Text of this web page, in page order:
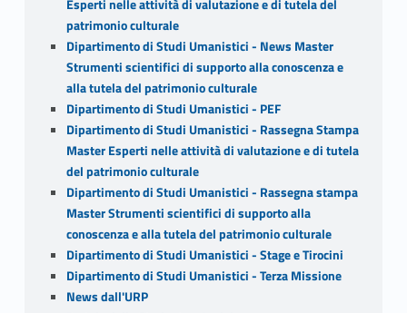
Esperti nelle attività di valutazione e di tutela del
patrimonio culturale
Dipartimento di Studi Umanistici - News Master
Strumenti scientifici di supporto alla conoscenza e
alla tutela del patrimonio culturale
Dipartimento di Studi Umanistici - PEF
Dipartimento di Studi Umanistici - Rassegna Stampa
Master Esperti nelle attività di valutazione e di tutela
del patrimonio culturale
Dipartimento di Studi Umanistici - Rassegna stampa
Master Strumenti scientifici di supporto alla
conoscenza e alla tutela del patrimonio culturale
Dipartimento di Studi Umanistici - Stage e Tirocini
Dipartimento di Studi Umanistici - Terza Missione
News dall'URP